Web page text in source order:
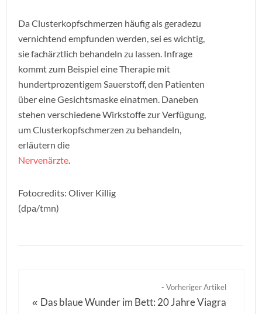
Da Clusterkopfschmerzen häufig als geradezu
vernichtend empfunden werden, sei es wichtig,
sie fachärztlich behandeln zu lassen. Infrage
kommt zum Beispiel eine Therapie mit
hundertprozentigem Sauerstoff, den Patienten
über eine Gesichtsmaske einatmen. Daneben
stehen verschiedene Wirkstoffe zur Verfügung,
um Clusterkopfschmerzen zu behandeln,
erläutern die
Nervenärzte.
Fotocredits: Oliver Killig
(dpa/tmn)
- Vorheriger Artikel
« Das blaue Wunder im Bett: 20 Jahre Viagra